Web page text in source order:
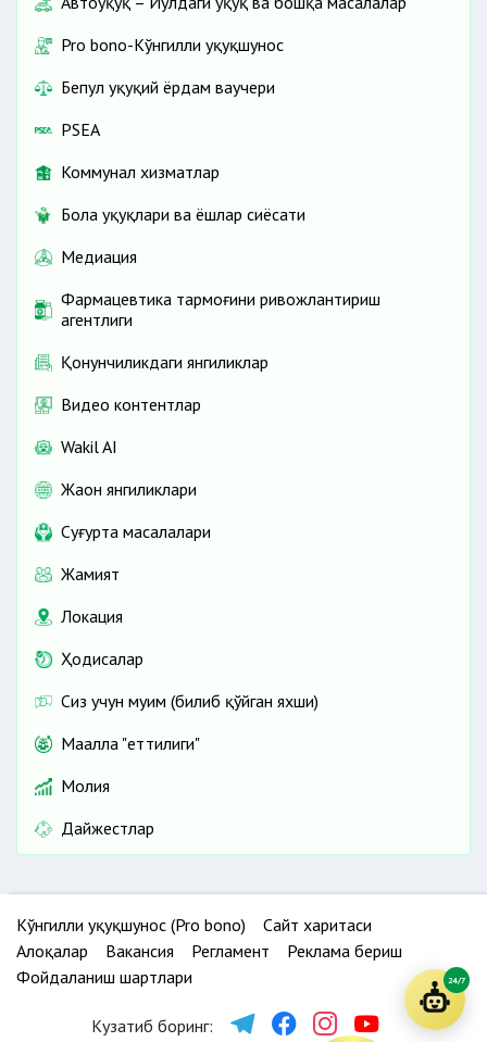
Pro bono-Кўнгилли ҳуқуқшунос
Бепул ҳуқуқий ёрдам ваучери
PSEA
Коммунал хизматлар
Бола ҳуқуқлари ва ёшлар сиёсати
Медиация
Фармацевтика тармоғини ривожлантириш
агентлиги
Қонунчиликдаги янгиликлар
Видео контентлар
Wakil AI
Жаҳон янгиликлари
Cуғурта масалалари
Жамият
Локация
Ҳодисалар
Сиз учун муҳим (билиб қўйган яхши)
Маҳалла "еттилиги"
Молия
Дайжестлар
Кўнгилли ҳуқуқшунос (Pro bono)
Сайт харитаси
Алоқалар
Вакансия Регламент
Реклама бериш
Фойдаланиш шартлари
Кузатиб боринг:
24/7